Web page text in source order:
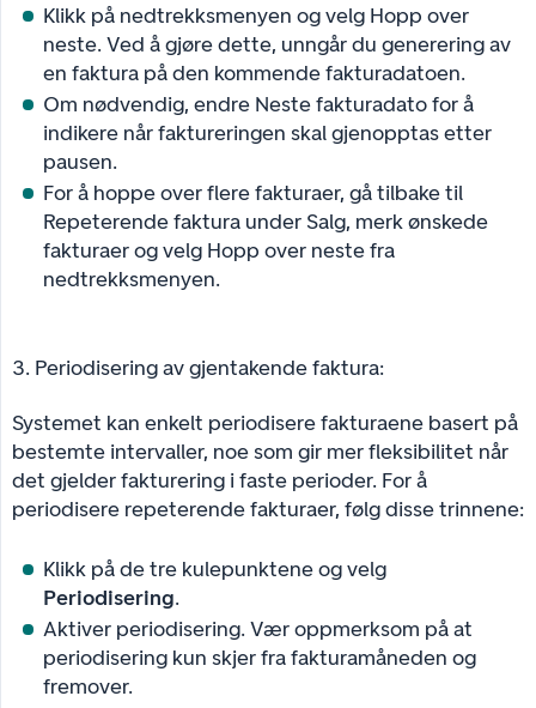
Klikk på nedtrekksmenyen og velg Hopp over
neste. Ved å gjøre dette, unngår du generering av
en faktura på den kommende fakturadatoen.
Om nødvendig, endre Neste fakturadato for å
indikere når faktureringen skal gjenopptas etter
pausen.
For å hoppe over flere fakturaer, gå tilbake til
Repeterende faktura under Salg, merk ønskede
fakturaer og velg Hopp over neste fra
nedtrekksmenyen.
3. Periodisering av gjentakende faktura:
Systemet kan enkelt periodisere fakturaene basert på
bestemte intervaller, noe som gir mer fleksibilitet når
det gjelder fakturering i faste perioder. For å
periodisere repeterende fakturaer, følg disse trinnene:
Klikk på de tre kulepunktene og velg
Periodisering.
Aktiver periodisering. Vær oppmerksom på at
periodisering kun skjer fra fakturamåneden og
fremover.